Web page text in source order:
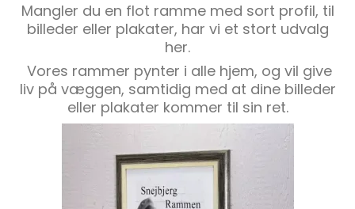
Mangler du en flot ramme med sort profil, til
billeder eller plakater, har vi et stort udvalg
her.
Vores rammer pynter i alle hjem, og vil give
liv på væggen, samtidig med at dine billeder
eller plakater kommer til sin ret.